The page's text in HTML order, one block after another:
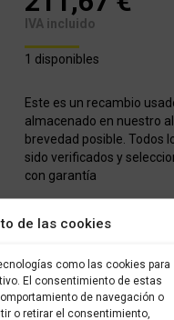
de las cookies
como las cookies para
El consentimiento de estas
de navegación o
o retirar el consentimiento,
IVA incluido
1 disponibles
Este es un recambio
almacenado en nuestro
brevedad posible. Todos
sido verificados y
con garantía
COMPRAR
Categorías:KAWASAKI
ocasión Kawasaki